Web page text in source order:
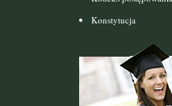
Konstytucja